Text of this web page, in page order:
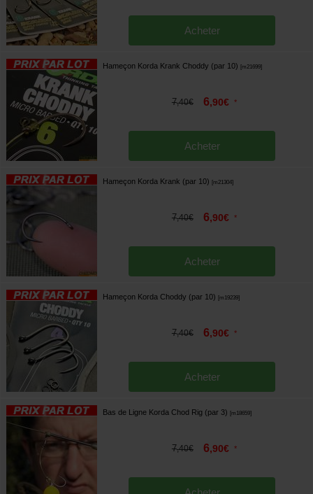
Acheter
Hameçon Korda Krank Choddy (par 10) [m21699]
7,40€ 6,90€ *
Acheter
Hameçon Korda Krank (par 10) [m21304]
7,40€ 6,90€ *
Acheter
Hameçon Korda Choddy (par 10) [m19239]
7,40€ 6,90€ *
Acheter
Bas de Ligne Korda Chod Rig (par 3) [m18659]
7,40€ 6,90€ *